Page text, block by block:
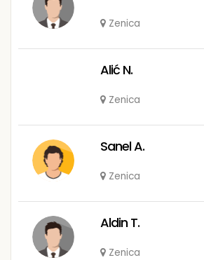
Zenica
Alić N.
Zenica
Sanel A.
Zenica
Aldin T.
Zenica